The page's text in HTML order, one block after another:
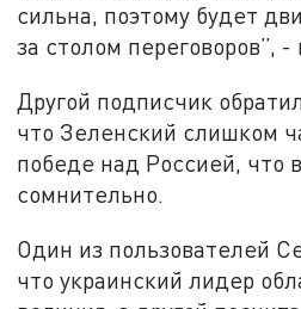
сильна, поэтому будет
за столом переговоров”,
Другой подписчик
что Зеленский слишком
победе над Россией, что
сомнительно.
Один из пользователей
что украинский лидер